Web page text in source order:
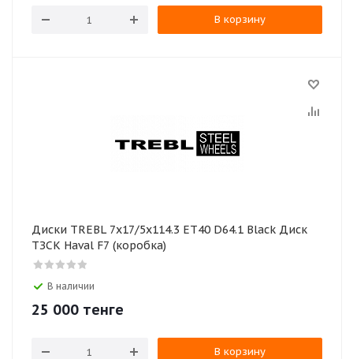
В корзину
Диски TREBL 7x17/5x114.3 ET40 D64.1 Black Диск
ТЗСК Haval F7 (коробка)
В наличии
25 000 тенге
В корзину